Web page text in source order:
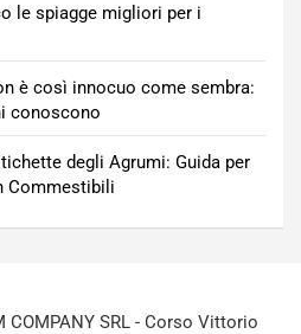
le spiagge migliori per i
è così innocuo come sembra:
conoscono
degli Agrumi: Guida per
Commestibili
SRL - Corso Vittorio